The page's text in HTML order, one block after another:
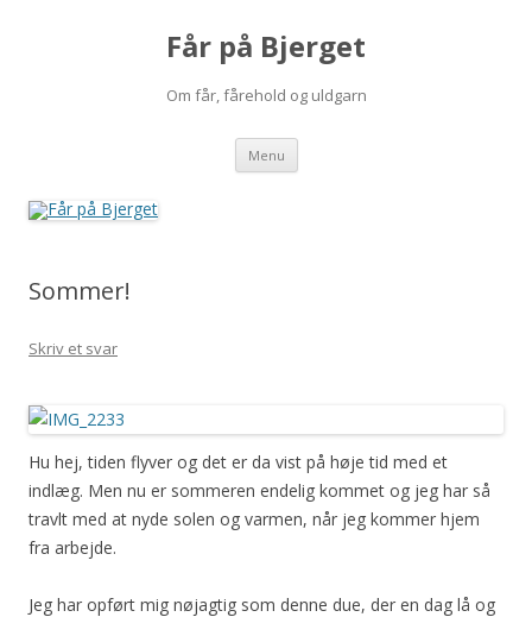
Får på Bjerget
Om får, fårehold og uldgarn
Menu Hop
indhold
Sommer!
Skriv et svar
Hu hej, tiden flyver og det er da vist på høje tid med et
indlæg. Men nu er sommeren endelig kommet og jeg har så
travlt med at nyde solen og varmen, når jeg kommer hjem
fra arbejde.
Jeg har opført mig nøjagtig som denne due, der en dag lå og